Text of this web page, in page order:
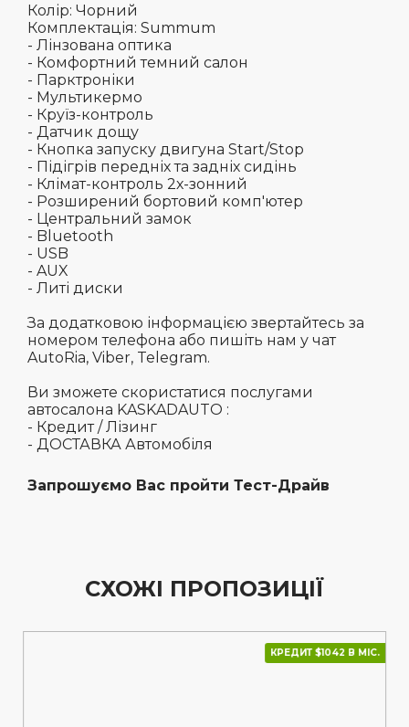
Колір: Чорний
Комплектація: Summum
- Лінзована оптика
- Комфортний темний салон
- Парктроніки
- Мультикермо
- Круїз-контроль
- Датчик дощу
- Кнопка запуску двигуна Start/Stop
- Підігрів передніх та задніх сидінь
- Клімат-контроль 2х-зонний
- Розширений бортовий комп'ютер
- Центральний замок
- Bluetooth
- USB
- AUX
- Литі диски
За додатковою інформацією звертайтесь за
номером телефона або пишіть нам у чат
AutoRia, Viber, Telegram.
Ви зможете скористатися послугами
автосалона KASKADAUTO :
- Кредит / Лізинг
- ДОСТАВКА Автомобіля
Запрошуємо Вас пройти Тест-Драйв
СХОЖІ ПРОПОЗИЦІЇ
КРЕДИТ $1042 В МІС.